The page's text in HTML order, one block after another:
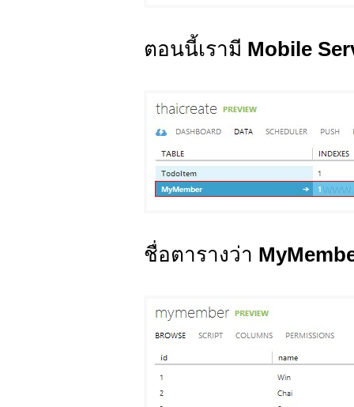
ตอนนี้เรามี Mobile
ชื่อตารางว่า